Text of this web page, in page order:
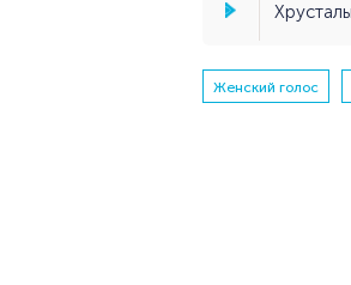
Женский голос